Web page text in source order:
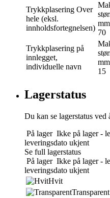
Trykkplasering Over
hele (eksl.
innholdsfortegnelsen)
mm
70
Trykkplasering på
innlegget,
individuelle navn
mm
15
Lagerstatus
Du kan se lagerstatus
På lager Ikke på lager -
leveringsdato ukjent
Se full lagerstatus
På lager Ikke på lager -
leveringsdato ukjent
Hvit
Transparent